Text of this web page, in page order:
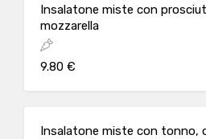
Insalatone miste con
mozzarella
9.80 €
Insalatone miste con tonno,